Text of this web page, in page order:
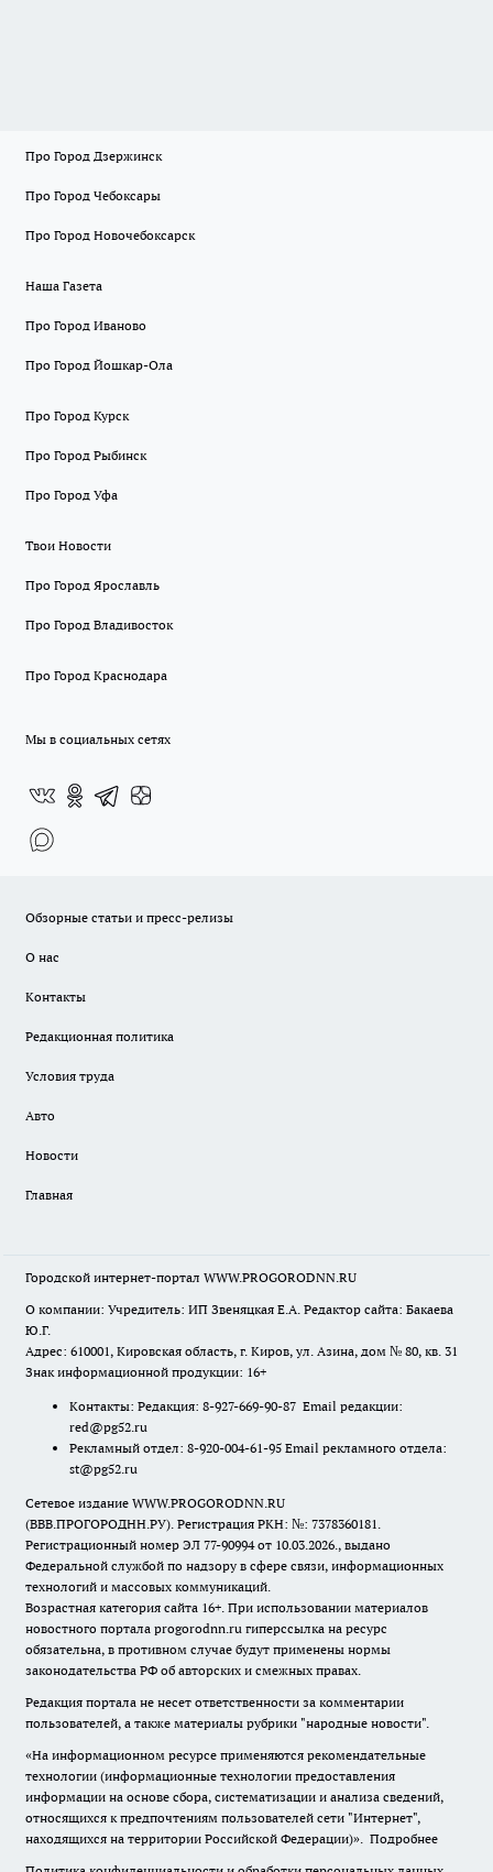
Про Город Дзержинск
Про Город Чебоксары
Про Город Новочебоксарск
Наша Газета
Про Город Иваново
Про Город Йошкар-Ола
Про Город Курск
Про Город Рыбинск
Про Город Уфа
Твои Новости
Про Город Ярославль
Про Город Владивосток
Про Город Краснодара
Мы в социальных сетях
Обзорные статьи и пресс-релизы
О нас
Контакты
Редакционная политика
Условия труда
Авто
Новости
Главная
Городской интернет-портал WWW.PROGORODNN.RU
О компании: Учредитель: ИП Звеняцкая Е.А. Редактор сайта: Бакаева
Ю.Г.
Адрес: 610001, Кировская область, г. Киров, ул. Азина, дом № 80, кв. 31
Знак информационной продукции: 16+
Контакты: Редакция: 8-927-669-90-87 Email редакции:
red@pg52.ru
Рекламный отдел: 8-920-004-61-95 Email рекламного отдела:
st@pg52.ru
Сетевое издание WWW.PROGORODNN.RU
(ВВВ.ПРОГОРОДНН.РУ). Регистрация РКН: №: 7378360181.
Регистрационный номер ЭЛ 77-90994 от 10.03.2026., выдано
Федеральной службой по надзору в сфере связи, информационных
технологий и массовых коммуникаций.
Возрастная категория сайта 16+. При использовании материалов
новостного портала progorodnn.ru гиперссылка на ресурс
обязательна, в противном случае будут применены нормы
законодательства РФ об авторских и смежных правах.
Редакция портала не несет ответственности за комментарии
пользователей, а также материалы рубрики "народные новости".
«На информационном ресурсе применяются рекомендательные
технологии (информационные технологии предоставления
информации на основе сбора, систематизации и анализа сведений,
относящихся к предпочтениям пользователей сети "Интернет",
находящихся на территории Российской Федерации)». Подробнее